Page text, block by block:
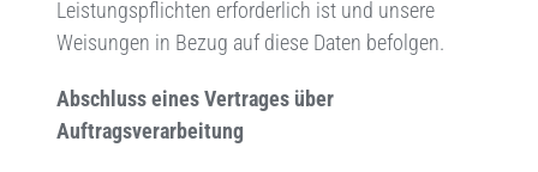
Leistungspflichten erforderlich ist und unsere
Weisungen in Bezug auf diese Daten befolgen.
Abschluss eines Vertrages über
Auftragsverarbeitung